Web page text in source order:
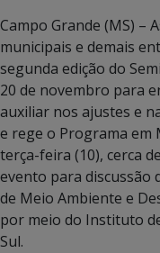
Campo Grande (MS) –
municipais e demais
segunda edição do
20 de novembro para
auxiliar nos ajustes e
e rege o Programa em
terça-feira (10), cerca
evento para discussão
de Meio Ambiente e
por meio do Instituto
Sul.